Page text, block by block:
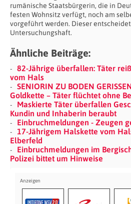
rumänische Staatsbürgerin, die in
festen Wohnsitz verfügt, noch am
vorgeführt werden. Dieser
Untersuchungshaft.
Ähnliche Beiträge:
82-Jährige überfallen: Täter
vom Hals
SENIORIN ZU BODEN
Goldkette – Täter flüchtet ohne
Maskierte Täter überfallen
Kundin und Inhaberin beraubt
Einbruchmeldungen - Zeugen
17-Jährigem Halskette vom
Elberfeld
Einbruchmeldungen im
Polizei bittet um Hinweise